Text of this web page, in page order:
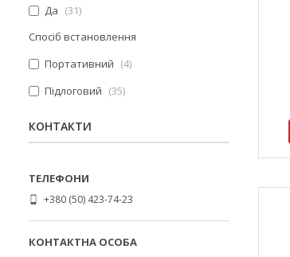
Да
31
Спосіб встановлення
Портативний
4
Підлоговий
35
КОНТАКТИ
+380 (50) 423-74-23